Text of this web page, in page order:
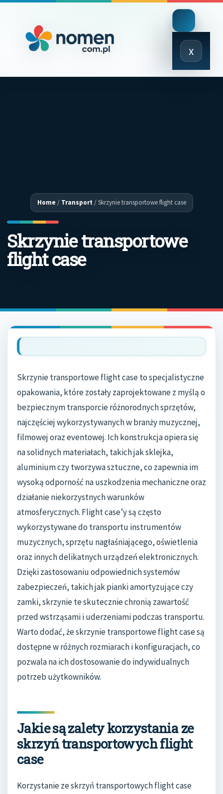
x
Close
Menu
Home / Transport /Skrzynie transportowe flight case
Skrzynie transportowe
flight case
Skrzynie transportowe flight case to specjalistyczne
opakowania, które zostały zaprojektowane z myślą o
bezpiecznym transporcie różnorodnych sprzętów,
najczęściej wykorzystywanych w branży muzycznej,
filmowej oraz eventowej. Ich konstrukcja opiera się
na solidnych materiałach, takich jak sklejka,
aluminium czy tworzywa sztuczne, co zapewnia im
wysoką odporność na uszkodzenia mechaniczne oraz
działanie niekorzystnych warunków
atmosferycznych. Flight case’y są często
wykorzystywane do transportu instrumentów
muzycznych, sprzętu nagłaśniającego, oświetlenia
oraz innych delikatnych urządzeń elektronicznych.
Dzięki zastosowaniu odpowiednich systemów
zabezpieczeń, takich jak pianki amortyzujące czy
zamki, skrzynie te skutecznie chronią zawartość
przed wstrząsami i uderzeniami podczas transportu.
Warto dodać, że skrzynie transportowe flight case są
dostępne w różnych rozmiarach i konfiguracjach, co
pozwala na ich dostosowanie do indywidualnych
potrzeb użytkowników.
Jakie są zalety korzystania ze
skrzyń transportowych flight
case
Korzystanie ze skrzyń transportowych flight case